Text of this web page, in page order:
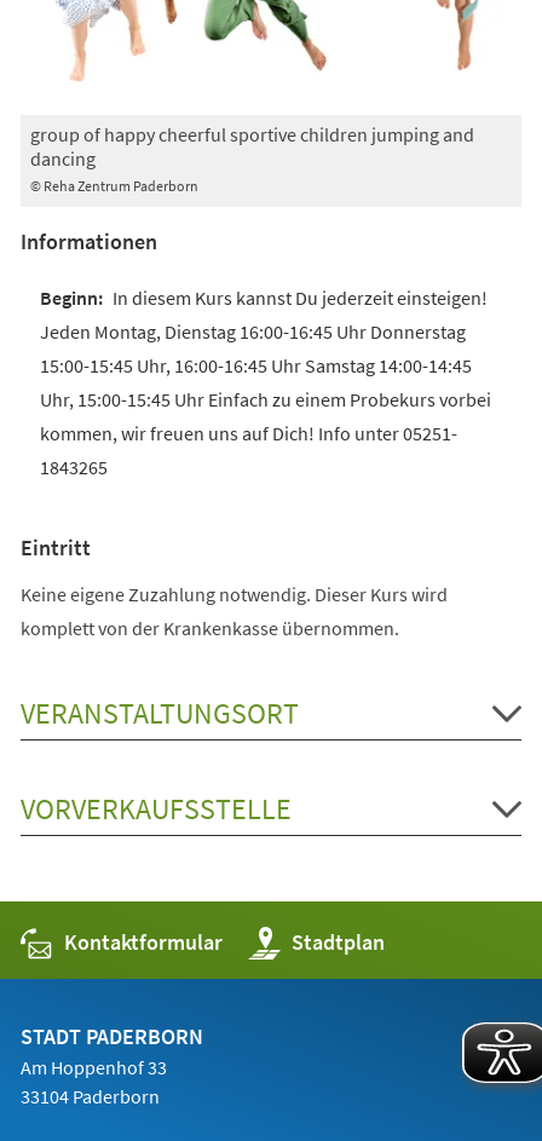
© Reha Zentrum Paderborn
group of happy cheerful sportive children jumping and
dancing
Informationen
In diesem Kurs kannst Du jederzeit einsteigen!
Jeden Montag, Dienstag 16:00-16:45 Uhr Donnerstag
15:00-15:45 Uhr, 16:00-16:45 Uhr Samstag 14:00-14:45
Uhr, 15:00-15:45 Uhr Einfach zu einem Probekurs vorbei
kommen, wir freuen uns auf Dich! Info unter 05251-
1843265
Eintritt
Keine eigene Zuzahlung notwendig. Dieser Kurs wird
komplett von der Krankenkasse übernommen.
VERANSTALTUNGSORT
VORVERKAUFSSTELLE
Kontaktformular Stadtplan
(Öffnet
in
einem
STADT PADERBORN
Am Hoppenhof 33
33104 Paderborn